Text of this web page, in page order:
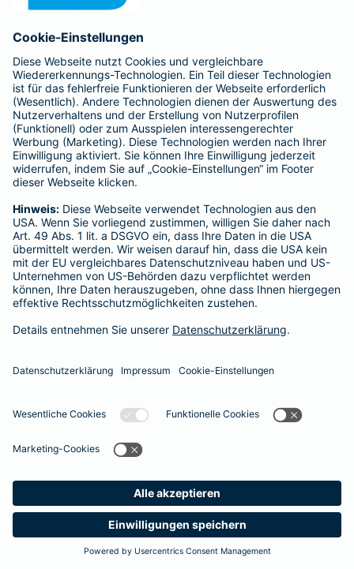
Suche Produkte
Barmenia
Schnelle Notfallversorgung bei Ernstfällen
gewährleisten
Der Dackel Balu macht für Leckerlies alles. Beim Gassigehen
frisst er leider eine mit Rasierklingen gespickte Wurst. Die
Notfalls nimmt der Tierarzt den 4-fachen GOT-Satz und Balus
Besitzer muss eine vierstellige Rechnung begleichen. Der
Basis-Schutz der Barmenia erstattet dieNotfallversorgung
im tierärztlichen Notdienstkomplett - ohne eine Begrenzung
der Jahreshöchstleistung für Operationen.